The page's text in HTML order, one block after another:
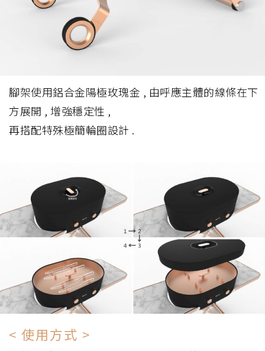
腳架使用鋁合金陽極玫瑰金 , 由呼應主體的線條在下
方展開 , 增強穩定性 ,
再搭配特殊極簡輪圈設計 .
< 使用方式 >